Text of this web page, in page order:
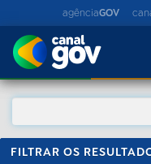
agênciaGOV
FILTRAR OS